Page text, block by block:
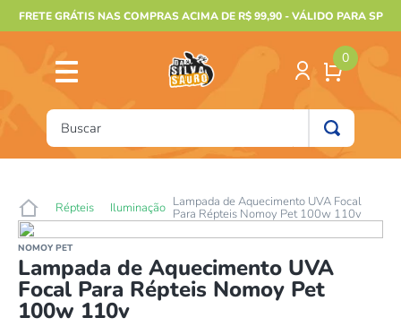
FRETE GRÁTIS NAS COMPRAS ACIMA DE R$ 99,90 - VÁLIDO PARA SP
0
Buscar
Répteis Iluminação Lampada de Aquecimento UVA Focal
Para Répteis Nomoy Pet 100w 110v
NOMOY PET
Lampada de Aquecimento UVA
Focal Para Répteis Nomoy Pet
100w 110v
2º
animais
gecko
4º
gaiolas bragança